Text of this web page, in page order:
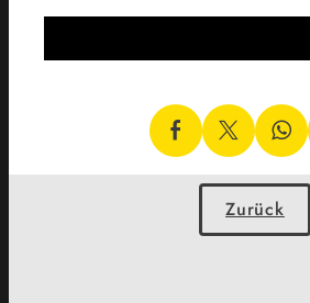
Zurück